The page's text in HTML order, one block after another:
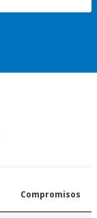
Compromisos